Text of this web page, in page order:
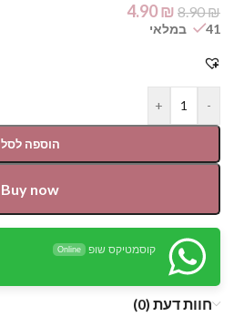
8.90₪
4.90₪
41 במלאי
-
+
הוספה לסל
Buy now
קוסמטיקס שופ Online
חוות דעת (0)